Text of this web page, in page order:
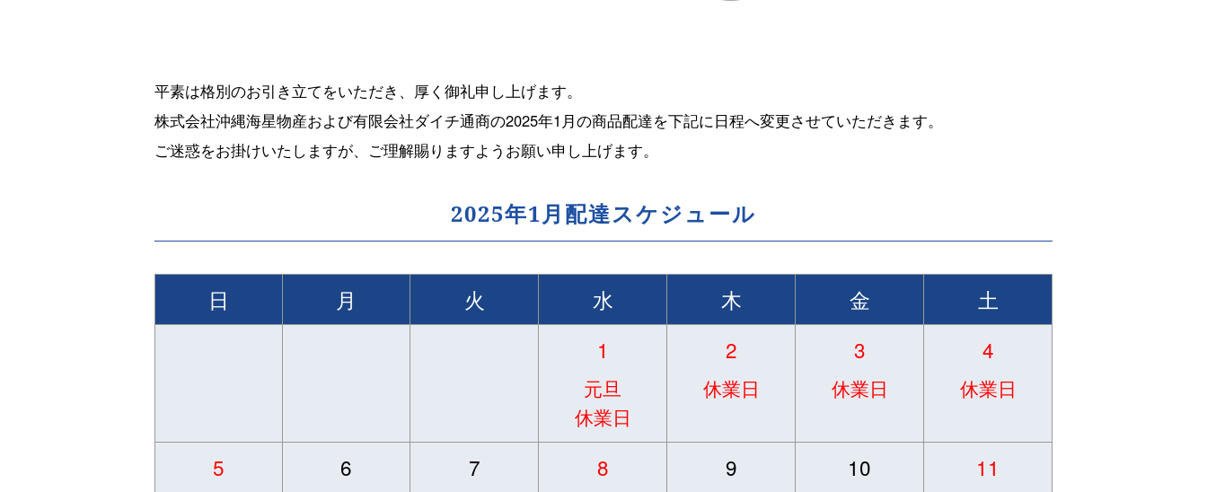
平素は格別のお引き立てをいただき、厚く御礼申し上げます。
株式会社沖縄海星物産および有限会社ダイチ通商の2025年1月の商品配達を下記に日程へ変更させていただきます。
ご迷惑をお掛けいたしますが、ご理解賜りますようお願い申し上げます。
2025年1月配達スケジュール
日 月 火 水 木 金
土
1
元旦
休業日
2
休業日
3
休業日
4
休業日
5 6 7 8 9 10 11